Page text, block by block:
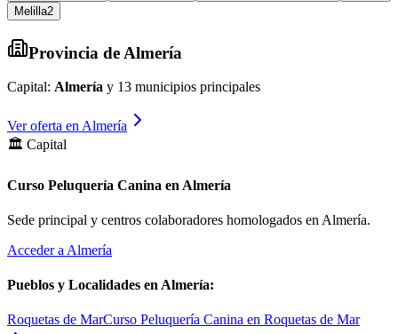
Melilla2
Provincia de Almería
Capital: Almería y 13 municipios principales
Ver oferta en Almería
🏛️ Capital
Curso Peluquería Canina en Almería
Sede principal y centros colaboradores homologados en Almería.
Acceder a Almería
Pueblos y Localidades en Almería:
Roquetas de MarCurso Peluquería Canina en Roquetas de Mar